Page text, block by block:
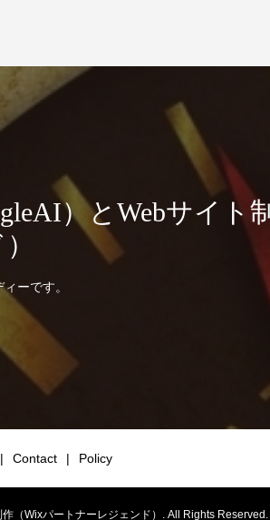
）とWebサイト
ーです。
Contact Policy
（Wixパートナーレジェンド）. All Rights Reserved.